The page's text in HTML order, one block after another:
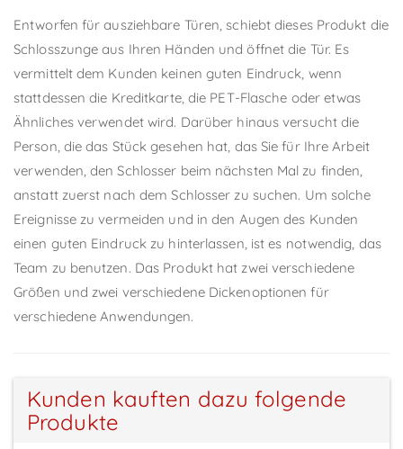
Entworfen für ausziehbare Türen, schiebt dieses Produkt die
Schlosszunge aus Ihren Händen und öffnet die Tür. Es
vermittelt dem Kunden keinen guten Eindruck, wenn
stattdessen die Kreditkarte, die PET-Flasche oder etwas
Ähnliches verwendet wird. Darüber hinaus versucht die
Person, die das Stück gesehen hat, das Sie für Ihre Arbeit
verwenden, den Schlosser beim nächsten Mal zu finden,
anstatt zuerst nach dem Schlosser zu suchen. Um solche
Ereignisse zu vermeiden und in den Augen des Kunden
einen guten Eindruck zu hinterlassen, ist es notwendig, das
Team zu benutzen. Das Produkt hat zwei verschiedene
Größen und zwei verschiedene Dickenoptionen für
verschiedene Anwendungen.
Kunden kauften dazu folgende
Produkte